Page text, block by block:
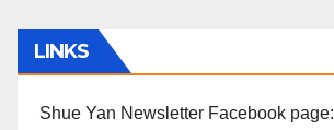
LINKS
Shue Yan Newsletter Facebook page: